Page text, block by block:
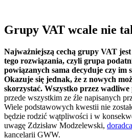
Grupy VAT wcale nie
Najważniejszą cechą grupy VAT
tego rozwiązania, czyli grupa
powiązanych sama decyduje czy im
Okazuje się jednak, że z nowych
skorzystać. Wszystko przez wadliwe
przede wszystkim ze źle napisanych
Wiele podstawowych kwestii nie
będzie rodzić wątpliwości i w
uwagę Zdzisław Modzelewski,
kancelarii GWW.